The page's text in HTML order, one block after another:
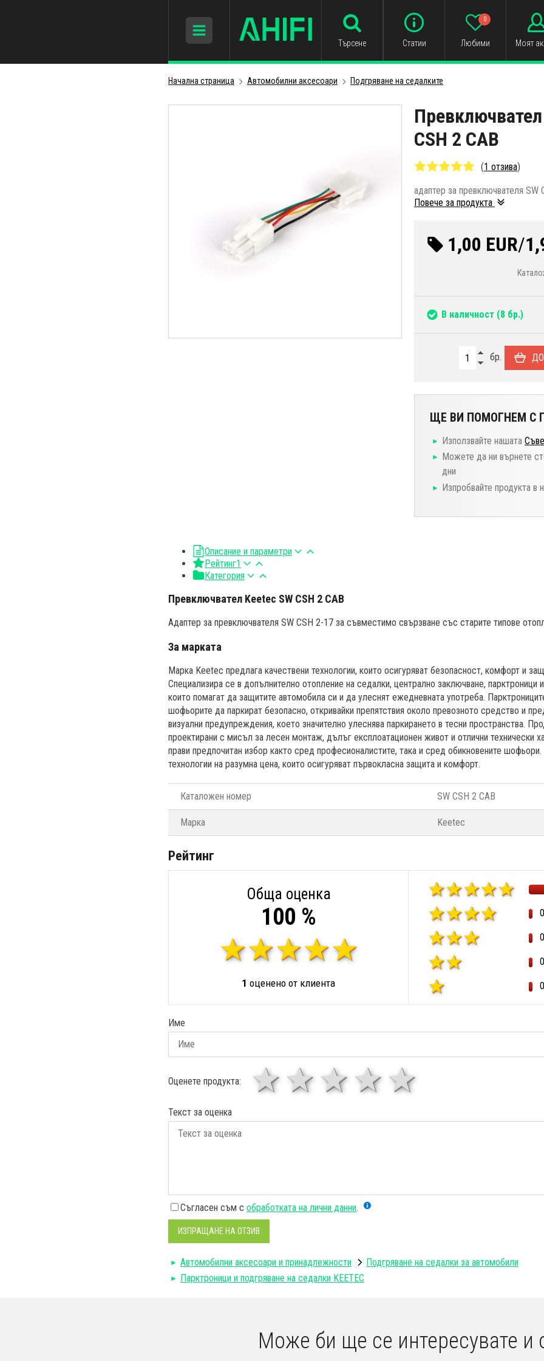
Търсене Статии Любими
0
Моят
Начална страница Автомобилни аксесоари Подгряване на седалките
CSH 2 CAB
(1 отзива)
адаптер за превключвателя SW
Повече за продукта
1,00 EUR/
В наличност (8 бр.)
бр.
ЩЕ ВИ ПОМОГНЕМ С
Използвайте нашата
Можете да ни върнете
дни
Изпробвайте продукта в
Описание и параметри
Рейтинг1
Категория
Превключвател Keetec SW CSH 2 CAB
Адаптер за превключвателя SW CSH 2-17 за съвместимо свързване със старите типове
За марката
Марка Keetec предлага качествени технологии, които осигуряват безопасност, комфорт и
Специализира се в допълнително отопление на седалки, централно заключване, парктроници
които помагат да защитите автомобила си и да улеснят ежедневната употреба.
шофьорите да паркират безопасно, откривайки препятствия около превозното средство и
визуални предупреждения, което значително улеснява паркирането в тесни пространства.
проектирани с мисъл за лесен монтаж, дълъг експлоатационен живот и отлични технически
прави предпочитан избор както сред професионалистите, така и сред обикновените
технологии на разумна цена, които осигуряват първокласна защита и комфорт.
Каталожен номер SW CSH 2 CAB
Марка Keetec
Рейтинг
Обща оценка
100 %
1 оценено от клиента
Име
Оценете продукта: 4 звезди
3 звезди
звезди
1 звезда
Текст за оценка
Съгласен съм с обработката на лични данни.
ИЗПРАЩАНЕ НА ОТЗИВ
Автомобилни аксесоари и принадлежности
Подгряване на седалки за автомобили
Парктроници и подгряване на седалки KEETEC
Може би ще се интересувате и